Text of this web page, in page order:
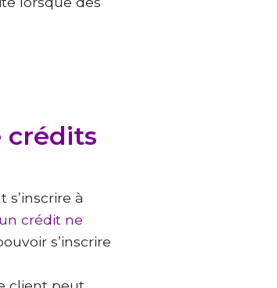
crédits
à
crédit ne
s’inscrire